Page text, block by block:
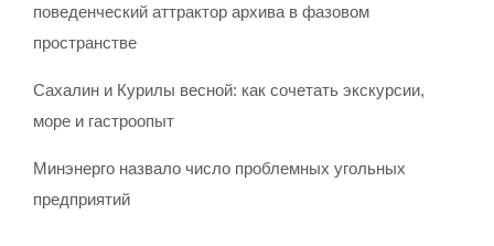
поведенческий аттрактор архива в фазовом
пространстве
Сахалин и Курилы весной: как сочетать экскурсии,
море и гастроопыт
Минэнерго назвало число проблемных угольных
предприятий